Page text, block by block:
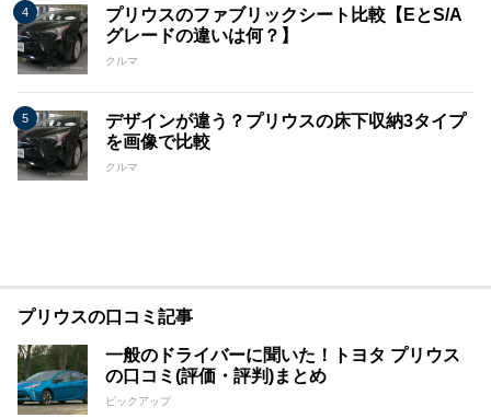
プリウスのファブリックシート比較【EとS/A
グレードの違いは何？】
クルマ
デザインが違う？プリウスの床下収納3タイプ
を画像で比較
クルマ
プリウスの口コミ記事
一般のドライバーに聞いた！トヨタ プリウス
の口コミ(評価・評判)まとめ
ピックアップ